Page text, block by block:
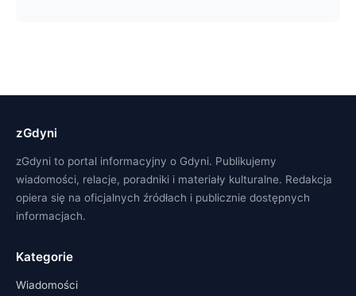
zGdyni
zGdyni to portal informacyjny o Gdyni. Publikujemy
wiadomości, relacje, poradniki i materiały kulturalne. Redakcja
opiera się na oficjalnych źródłach i publicznie dostępnych
informacjach.
Kategorie
Wiadomości